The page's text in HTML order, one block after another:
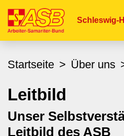
Schleswig-
Startseite Über uns
Leitbild
Unser
Leitbild des ASB